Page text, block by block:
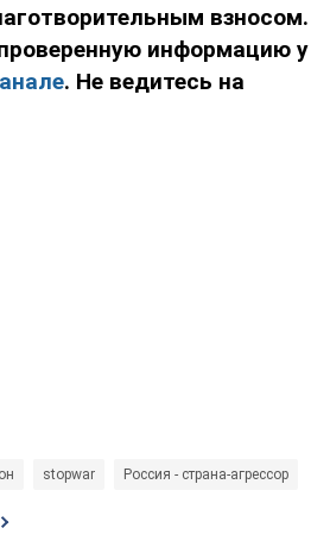
взносом.
информацию у
. Не ведитесь на
stopwar Россия - страна-агрессор